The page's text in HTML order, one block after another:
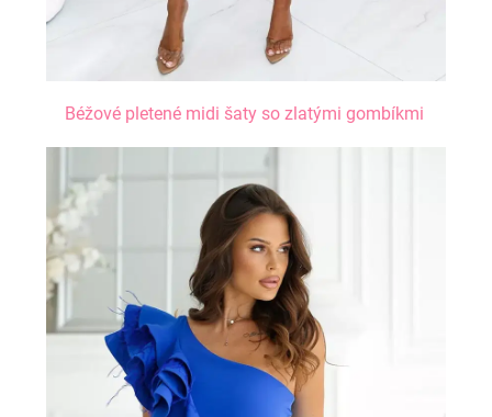
Béžové pletené midi šaty so zlatými gombíkmi